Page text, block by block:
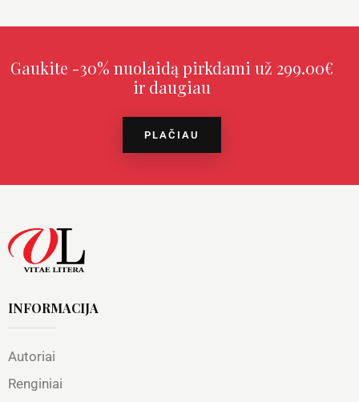
Gaukite -30% nuolaidą pirkdami už 299.00€
ir daugiau
PLAČIAU
INFORMACIJA
Autoriai
Renginiai